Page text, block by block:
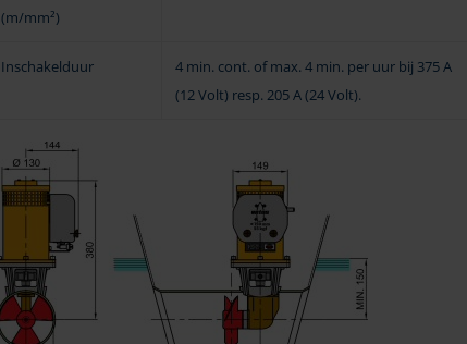
(m/mm²)
Inschakelduur
4 min. cont. of max. 4 min. per uur bij 375 A
(12 Volt) resp. 205 A (24 Volt).